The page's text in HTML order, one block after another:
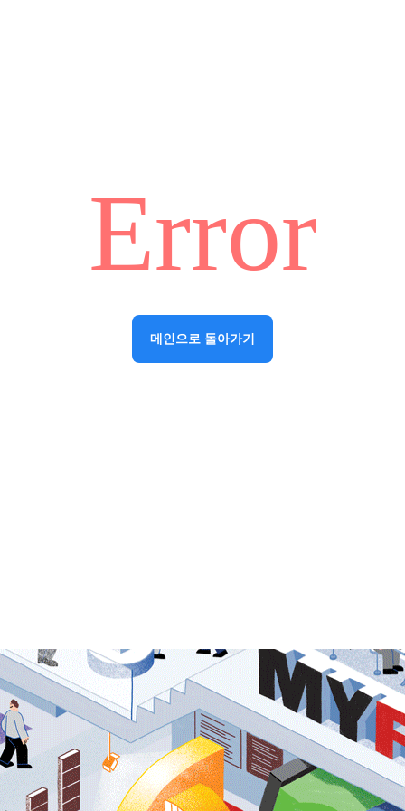
Error
메인으로 돌아가기